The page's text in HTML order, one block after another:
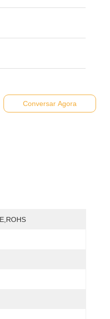
Conversar Agora